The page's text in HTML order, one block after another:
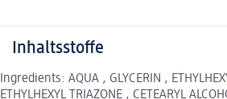
Inhaltsstoffe
Ingredients: AQUA , GLYCERIN ,
ETHYLHEXYL TRIAZONE , CETEARYL